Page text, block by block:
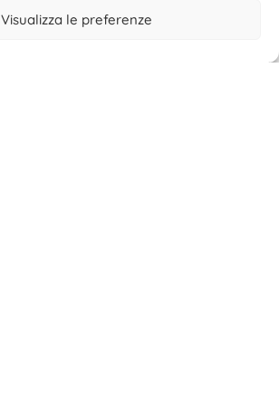
Visualizza le preferenze